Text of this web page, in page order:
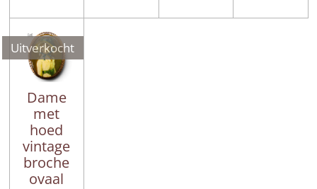
Uitverkocht
Dame
met
hoed
vintage
broche
ovaal